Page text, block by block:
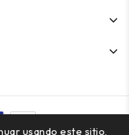
usando este sitio,